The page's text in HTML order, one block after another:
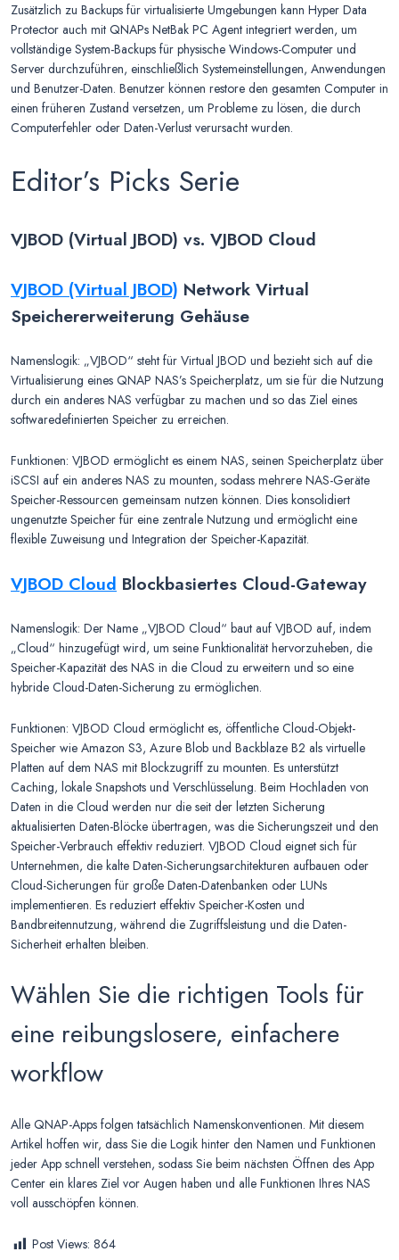
Zusätzlich zu Backups für virtualisierte Umgebungen kann Hyper Data
Protector auch mit QNAPs NetBak PC Agent integriert werden, um
vollständige System-Backups für physische Windows-Computer und
Server durchzuführen, einschließlich Systemeinstellungen, Anwendungen
und Benutzer-Daten. Benutzer können restore den gesamten Computer in
einen früheren Zustand versetzen, um Probleme zu lösen, die durch
Computerfehler oder Daten-Verlust verursacht wurden.
Editor’s Picks Serie
VJBOD (Virtual JBOD) vs. VJBOD Cloud
VJBOD (Virtual JBOD) Network Virtual
Speichererweiterung Gehäuse
Namenslogik: „VJBOD“ steht für Virtual JBOD und bezieht sich auf die
Virtualisierung eines QNAP NAS’s Speicherplatz, um sie für die Nutzung
durch ein anderes NAS verfügbar zu machen und so das Ziel eines
softwaredefinierten Speicher zu erreichen.
Funktionen: VJBOD ermöglicht es einem NAS, seinen Speicherplatz über
iSCSI auf ein anderes NAS zu mounten, sodass mehrere NAS-Geräte
Speicher-Ressourcen gemeinsam nutzen können. Dies konsolidiert
ungenutzte Speicher für eine zentrale Nutzung und ermöglicht eine
flexible Zuweisung und Integration der Speicher-Kapazität.
VJBOD Cloud Blockbasiertes Cloud-Gateway
Namenslogik: Der Name „VJBOD Cloud“ baut auf VJBOD auf, indem
„Cloud“ hinzugefügt wird, um seine Funktionalität hervorzuheben, die
Speicher-Kapazität des NAS in die Cloud zu erweitern und so eine
hybride Cloud-Daten-Sicherung zu ermöglichen.
Funktionen: VJBOD Cloud ermöglicht es, öffentliche Cloud-Objekt-
Speicher wie Amazon S3, Azure Blob und Backblaze B2 als virtuelle
Platten auf dem NAS mit Blockzugriff zu mounten. Es unterstützt
Caching, lokale Snapshots und Verschlüsselung. Beim Hochladen von
Daten in die Cloud werden nur die seit der letzten Sicherung
aktualisierten Daten-Blöcke übertragen, was die Sicherungszeit und den
Speicher-Verbrauch effektiv reduziert. VJBOD Cloud eignet sich für
Unternehmen, die kalte Daten-Sicherungsarchitekturen aufbauen oder
Cloud-Sicherungen für große Daten-Datenbanken oder LUNs
implementieren. Es reduziert effektiv Speicher-Kosten und
Bandbreitennutzung, während die Zugriffsleistung und die Daten-
Sicherheit erhalten bleiben.
Wählen Sie die richtigen Tools für
eine reibungslosere, einfachere
workflow
Alle QNAP-Apps folgen tatsächlich Namenskonventionen. Mit diesem
Artikel hoffen wir, dass Sie die Logik hinter den Namen und Funktionen
jeder App schnell verstehen, sodass Sie beim nächsten Öffnen des App
Center ein klares Ziel vor Augen haben und alle Funktionen Ihres NAS
voll ausschöpfen können.
Post Views: 864